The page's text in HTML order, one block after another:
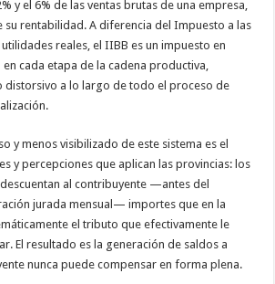
y el 6% de las ventas brutas de una empresa,
su rentabilidad. A diferencia del Impuesto a las
reales, el IIBB es un impuesto en
cada etapa de la cadena productiva,
distorsivo a lo largo de todo el proceso de
y menos visibilizado de este sistema es el
y percepciones que aplican las provincias: los
al contribuyente —antes del
jurada mensual— importes que en la
el tributo que efectivamente le
El resultado es la generación de saldos a
nunca puede compensar en forma plena.